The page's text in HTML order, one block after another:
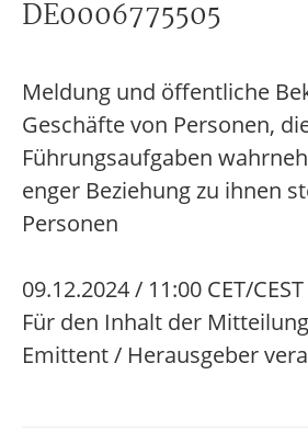
DE0006775505
Meldung und öffentliche
Geschäfte von Personen,
Führungsaufgaben
enger Beziehung zu ihnen
Personen
09.12.2024 / 11:00 CET/CEST
Für den Inhalt der
Emittent / Herausgeber